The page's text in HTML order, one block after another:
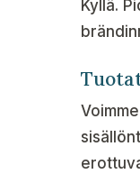
Kyllä.